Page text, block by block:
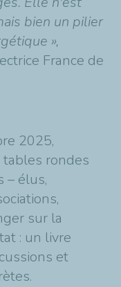
bien un pilier
»,
France de
2025,
tables rondes
– élus,
sur la
: un livre
et